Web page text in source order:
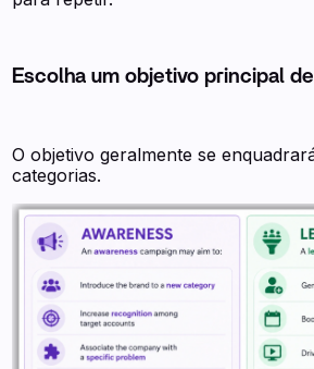
Escolha um objetivo principal
O objetivo geralmente se
categorias.